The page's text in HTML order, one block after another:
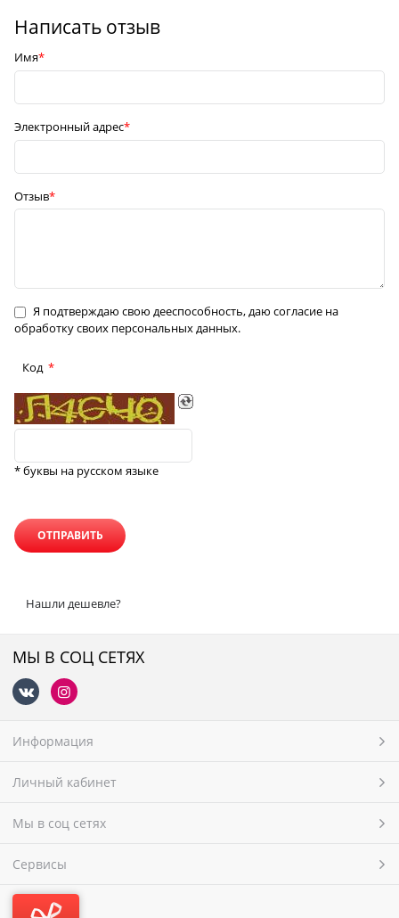
Написать отзыв
Имя
Электронный адрес
Отзыв
Я подтверждаю свою дееспособность, даю согласие на
обработку своих персональных данных.
Код
* буквы на русском языке
Нашли дешевле?
МЫ В СОЦ СЕТЯХ
Информация
Личный кабинет
Мы в соц сетях
Сервисы